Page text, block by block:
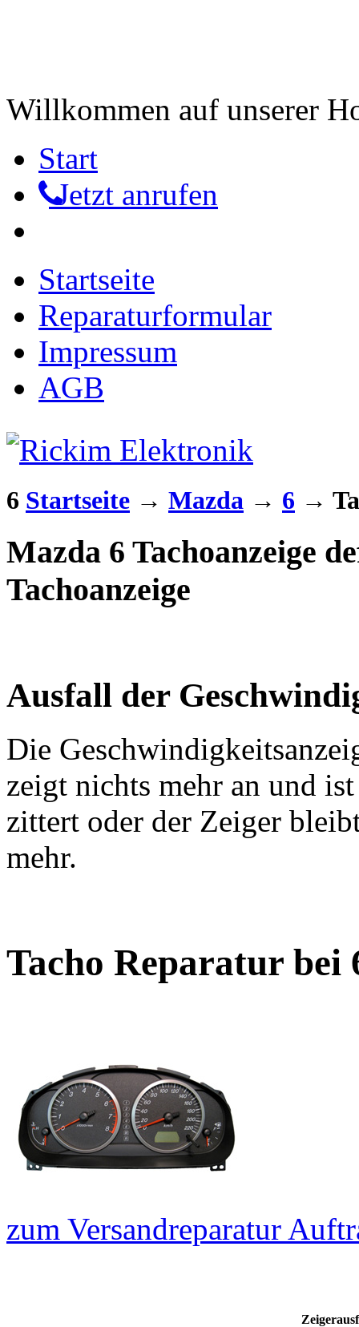
Willkommen auf unserer
Start
Jetzt anrufen
Startseite
Reparaturformular
Impressum
AGB
6 Startseite → Mazda → 6 →
Mazda 6 Tachoanzeige
Tachoanzeige
Ausfall der
Die
zeigt nichts mehr an und
zittert oder der Zeiger
mehr.
Tacho Reparatur bei
zum Versandreparatur